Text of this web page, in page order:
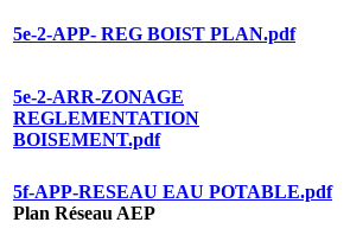
5e-2-APP- REG BOIST PLAN.pdf
5e-2-ARR-ZONAGE
REGLEMENTATION
BOISEMENT.pdf
5f-APP-RESEAU EAU POTABLE.pdf
Plan Réseau AEP